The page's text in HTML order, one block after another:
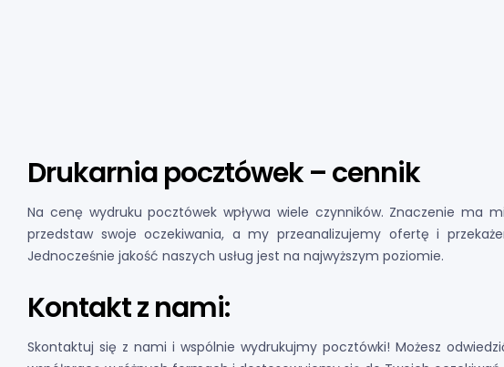
Drukarnia pocztówek – cennik
Na cenę wydruku pocztówek wpływa wiele czynników. Znaczenie ma
przedstaw swoje oczekiwania, a my przeanalizujemy ofertę i
Jednocześnie jakość naszych usług jest na najwyższym poziomie.
Kontakt z nami:
Skontaktuj się z nami i wspólnie wydrukujmy pocztówki! Możesz